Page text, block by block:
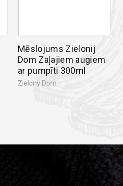
Mēslojums Zielonij
Dom Zaļajiem augiem
ar pumpīti 300ml
Zielony Dom